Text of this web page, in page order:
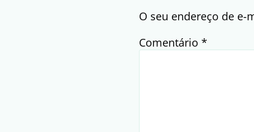
O seu endereço de e-
Comentário *